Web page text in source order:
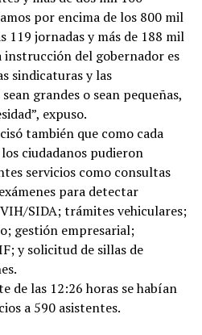
por encima de los 800 mil
119 jornadas y más de 188 mil
instrucción del gobernador es
sindicaturas y las
grandes o sean pequeñas,
expuso.
también que como cada
ciudadanos pudieron
servicios como consultas
para detectar
SIDA; trámites vehiculares;
gestión empresarial;
y solicitud de sillas de
de las 12:26 horas se habían
a 590 asistentes.